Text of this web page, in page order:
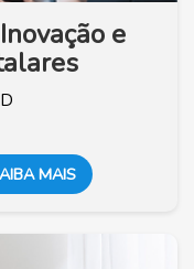
e
MAIS